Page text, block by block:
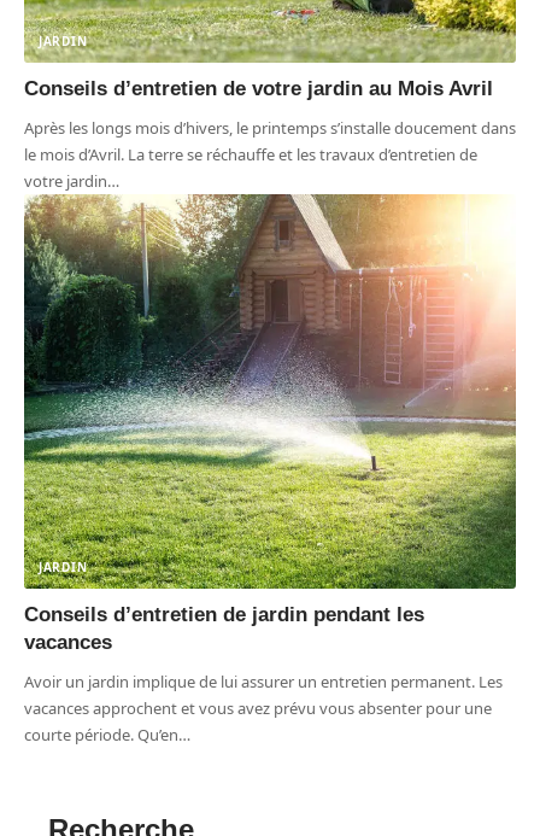
JARDIN
Conseils d’entretien de votre jardin au Mois Avril
Après les longs mois d’hivers, le printemps s’installe doucement dans
le mois d’Avril. La terre se réchauffe et les travaux d’entretien de
votre jardin…
JARDIN
Conseils d’entretien de jardin pendant les
vacances
Avoir un jardin implique de lui assurer un entretien permanent. Les
vacances approchent et vous avez prévu vous absenter pour une
courte période. Qu’en…
Recherche